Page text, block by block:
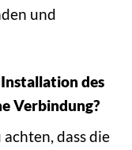
und
des
Verbindung?
dass die